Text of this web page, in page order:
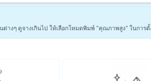
างๆ ดูจางเกินไป ให้เลือกโหมดพิมพ์ "คุณภาพสูง" ในการ